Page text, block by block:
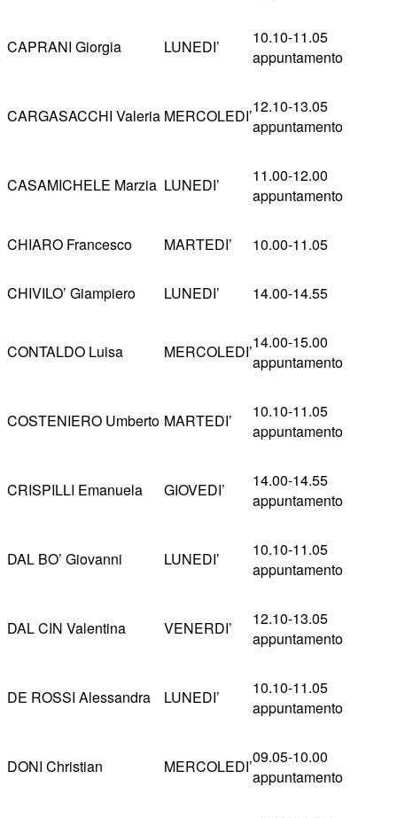
CAPRANI Giorgia LUNEDI’
10.10-11.05
appuntamento
CARGASACCHI Valeria MERCOLEDI’12.10-13.05
appuntamento
CASAMICHELE Marzia LUNEDI’
11.00-12.00
appuntamento
CHIARO Francesco MARTEDI’ 10.00-11.05
CHIVILO’ Giampiero LUNEDI’ 14.00-14.55
CONTALDO Luisa MERCOLEDI’14.00-15.00
appuntamento
COSTENIERO Umberto MARTEDI’
10.10-11.05
appuntamento
CRISPILLI Emanuela GIOVEDI’
14.00-14.55
appuntamento
DAL BO’ Giovanni LUNEDI’
10.10-11.05
appuntamento
DAL CIN Valentina VENERDI’
12.10-13.05
appuntamento
DE ROSSI Alessandra LUNEDI’
10.10-11.05
appuntamento
DONI Christian MERCOLEDI’09.05-10.00
appuntamento